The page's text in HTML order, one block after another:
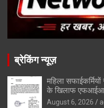
ब्रेकिंग न्यूज़
महिला
के खिलाफ
August 6, 2026